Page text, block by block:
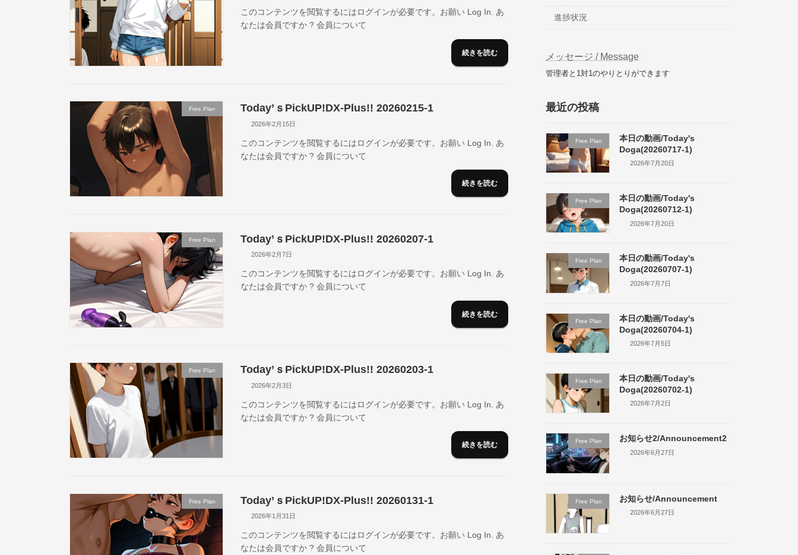
このコンテンツを閲覧するにはログインが必要です。お願い Log In. あ
なたは会員ですか ? 会員について
続きを読む
Free Plan Today’ｓPickUP!DX-Plus!! 20260215-1
2026年2月15日
このコンテンツを閲覧するにはログインが必要です。お願い Log In. あ
なたは会員ですか ? 会員について
続きを読む
Free Plan Today’ｓPickUP!DX-Plus!! 20260207-1
2026年2月7日
このコンテンツを閲覧するにはログインが必要です。お願い Log In. あ
なたは会員ですか ? 会員について
続きを読む
Free Plan Today’ｓPickUP!DX-Plus!! 20260203-1
2026年2月3日
このコンテンツを閲覧するにはログインが必要です。お願い Log In. あ
なたは会員ですか ? 会員について
続きを読む
Free Plan Today’ｓPickUP!DX-Plus!! 20260131-1
2026年1月31日
このコンテンツを閲覧するにはログインが必要です。お願い Log In. あ
なたは会員ですか ? 会員について
進捗状況
メッセージ / Message
管理者と1対1のやりとりができます
最近の投稿
Free Plan
本日の動画/Today's
Doga(20260717-1)
2026年7月20日
Free Plan
本日の動画/Today's
Doga(20260712-1)
2026年7月20日
Free Plan
本日の動画/Today's
Doga(20260707-1)
2026年7月7日
Free Plan
本日の動画/Today's
Doga(20260704-1)
2026年7月5日
Free Plan
本日の動画/Today's
Doga(20260702-1)
2026年7月2日
Free Plan お知らせ2/Announcement2
2026年6月27日
Free Plan お知らせ/Announcement
2026年6月27日